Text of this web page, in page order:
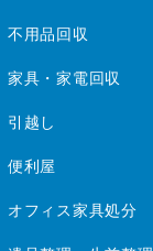
不用品回収
家具・家電回収
引越し
便利屋
オフィス家具処分